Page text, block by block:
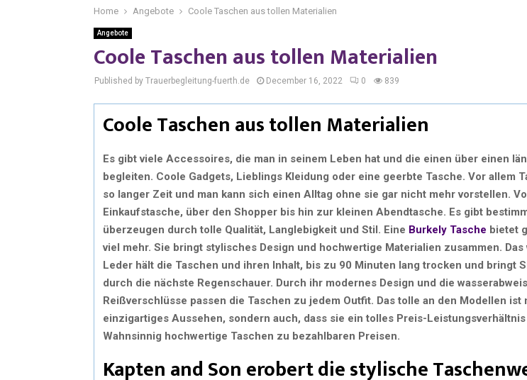
Home Angebote Coole Taschen aus tollen Materialien
Angebote
Coole Taschen aus tollen Materialien
Published by Trauerbegleitung-fuerth.de December 16, 2022 0 839
Coole Taschen aus tollen Materialien
Es gibt viele Accessoires, die man in seinem Leben hat und die einen über einen
begleiten. Coole Gadgets, Lieblings Kleidung oder eine geerbte Tasche. Vor allem
so langer Zeit und man kann sich einen Alltag ohne sie gar nicht mehr vorstellen.
Einkaufstasche, über den Shopper bis hin zur kleinen Abendtasche. Es gibt
überzeugen durch tolle Qualität, Langlebigkeit und Stil. Eine Burkely Tasche bietet
viel mehr. Sie bringt stylisches Design und hochwertige Materialien zusammen. Das
Leder hält die Taschen und ihren Inhalt, bis zu 90 Minuten lang trocken und bringt
durch die nächste Regenschauer. Durch ihr modernes Design und die
Reißverschlüsse passen die Taschen zu jedem Outfit. Das tolle an den Modellen ist
einzigartiges Aussehen, sondern auch, dass sie ein tolles Preis-
Wahnsinnig hochwertige Taschen zu bezahlbaren Preisen.
Kapten and Son erobert die stylische